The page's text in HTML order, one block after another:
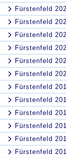
Fürstenfeld
Fürstenfeld
Fürstenfeld
Fürstenfeld
Fürstenfeld
Fürstenfeld
Fürstenfeld
Fürstenfeld
Fürstenfeld
Fürstenfeld
Fürstenfeld
Fürstenfeld